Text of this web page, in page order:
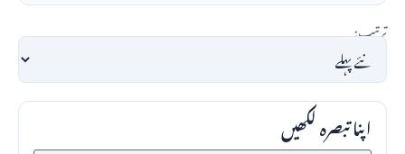
ترتیب:
اپنا تبصرہ لکھیں